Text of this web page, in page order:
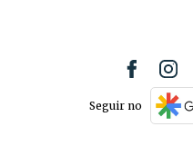
Seguir no